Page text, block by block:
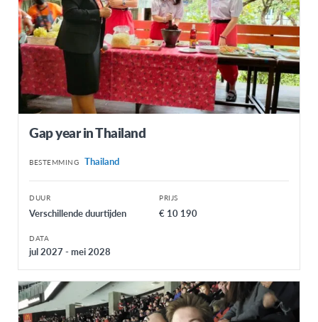
Gap year in Thailand
BESTEMMING Thailand
DUUR
Verschillende duurtijden
PRIJS
€ 10 190
DATA
jul 2027 - mei 2028